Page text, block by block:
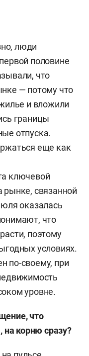
люди
половине
что
— потому что
и вложили
границы
отпуска.
еще как
ключевой
рынке, связанной
оказалась
что
поэтому
условиях.
по-своему, при
уровне.
что
на корню сразу?